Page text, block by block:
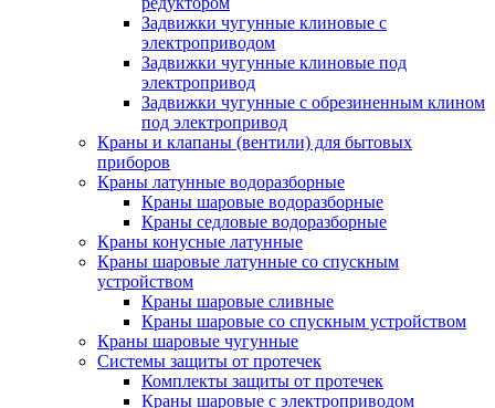
Задвижки чугунные клиновые с
электроприводом
Задвижки чугунные клиновые под
электропривод
Задвижки чугунные с обрезиненным клином
под электропривод
Краны и клапаны (вентили) для бытовых
приборов
Краны латунные водоразборные
Краны шаровые водоразборные
Краны седловые водоразборные
Краны конусные латунные
Краны шаровые латунные со спускным
устройством
Краны шаровые сливные
Краны шаровые со спускным устройством
Краны шаровые чугунные
Системы защиты от протечек
Комплекты защиты от протечек
Краны шаровые с электроприводом